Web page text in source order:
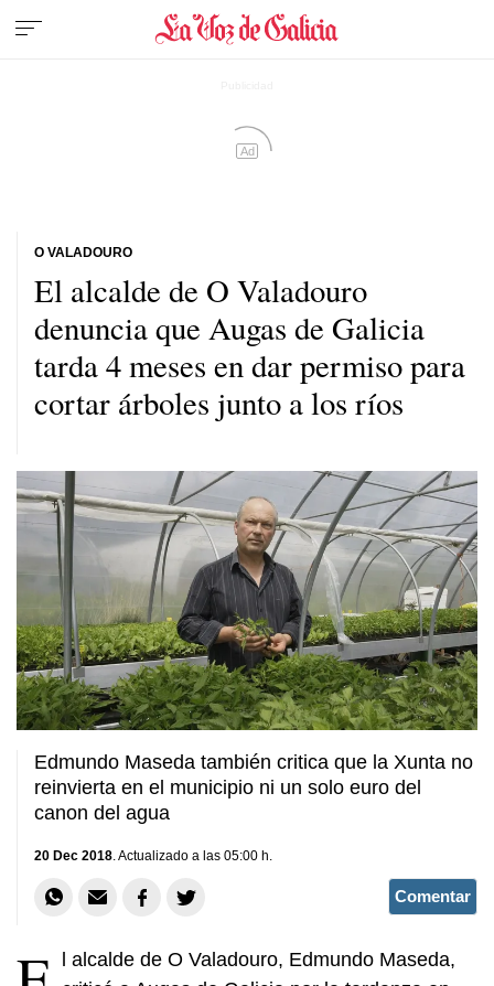
Ad
El alcalde de O Valadouro
denuncia que Augas de Galicia
tarda 4 meses en dar permiso para
cortar árboles junto a los ríos
O VALADOURO
Edmundo Maseda también critica que la Xunta no
reinvierta en el municipio ni un solo euro del
canon del agua
20 Dec 2018 . Actualizado a las 05:00 h.
Comentar
l alcalde de O Valadouro, Edmundo Maseda,